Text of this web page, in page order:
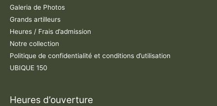
Galeria de Photos
Grands artilleurs
Heures / Frais d’admission
Notre collection
Politique de confidentialité et conditions d’utilisation
UBIQUE 150
Heures d’ouverture